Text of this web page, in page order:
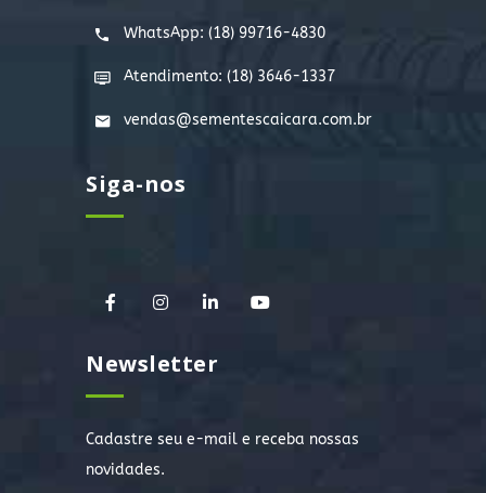
WhatsApp: (18) 99716-4830
Atendimento: (18) 3646-1337
vendas@sementescaicara.com.br
Siga-nos
Newsletter
Cadastre seu e-mail e receba nossas
novidades.